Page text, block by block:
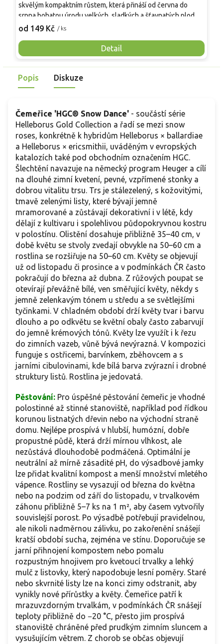
od 149 Kč / ks
Detail
skvělým kompaktním růstem, která přináší od června do
srpna bohatou úrodu velkých, sladkých a šťavnatých plodů.
Pevné vzpřímené výhony tvoří elegantní habitus bez
Mrazuvzdornost do −25 °C a spolehlivá vitalita z něj dělají
skvělou volbu pro každého pěstitele.
Popis Diskuze
Čemeřice 'HGC® Snow Dance' - součástí série
Helleborus Gold Collection a řadí se mezi snow
roses, konkrétně k hybridům Helleborus × ballardiae
a Helleborus × ericsmithii, uváděným v evropských
katalozích také pod obchodním označením HGC.
Šlechtění navazuje na německý program Heuger a cílí
na dlouhé zimní kvetení, pevné, vzpřímené stonky a
dobrou vitalitu trsu. Trs je stálezelený, s kožovitými,
tmavě zelenými listy, které bývají jemně
mramorované a zůstávají dekorativní i v létě, kdy
dělají z kultivaru i spolehlivou půdopokryvnou kostru
v polostínu. Olistění dosahuje přibližně 35–40 cm, v
době květu se stvoly zvedají obvykle na 50–60 cm a
rostlina se rozšiřuje na 50–60 cm. Květy se objevují
už od listopadu či prosince a v podmínkách ČR často
pokračují do března až dubna. Z růžových poupat se
otevírají převážně bílé, ven směřující květy, někdy s
jemně zelenkavým tónem u středu a se světlejšími
tyčinkami. V chladném období drží květy tvar i barvu
dlouho a po odkvětu se květní obaly často zabarvují
do jemně krémových tónů. Květy lze využít i k řezu
do zimních vazeb, vůně bývá nevýrazná. V kompozici
funguje s ostřicemi, barvínkem, zběhovcem a s
jarními cibulovinami, kde bílá barva zvýrazní i drobné
struktury listů. Rostlina je jedovatá.
Pěstování: Pro úspěšné pěstování čemeřic je vhodné
polostinné až stinné stanoviště, například pod řídkou
korunou listnatých dřevin nebo na východní straně
domu. Nejlépe prospívá v hlubší, humózní, dobře
propustné půdě, která drží mírnou vlhkost, ale
nezůstává dlouhodobě podmáčená. Optimální je
neutrální až mírně zásadité pH, do výsadbové jamky
lze přidat kvalitní kompost a menší množství mletého
vápence. Rostliny se vysazují od března do května
nebo na podzim od září do listopadu, v trvalkovém
záhonu přibližně 5–7 ks na 1 m², aby časem vytvořily
souvislejší porost. Po výsadbě potřebují pravidelnou,
ale nikoli nadměrnou zálivku, po zakořenění snášejí
kratší období sucha, zejména ve stínu. Doporučuje se
jarní přihnojení kompostem nebo pomalu
rozpustným hnojivem pro kvetoucí trvalky a lehký
mulč z listovky, který napodobuje lesní poměry. Staré
nebo skvrnité listy lze na konci zimy odstranit, aby
vynikly nové přírůstky a květy. Čemeřice patří k
mrazuvzdorným trvalkám, v podmínkách ČR snášejí
teploty přibližně do −20 °C, přesto jim prospívá
stanoviště chráněné před prudkým zimním sluncem a
vysušujícím větrem. Z chorob se občas objevují